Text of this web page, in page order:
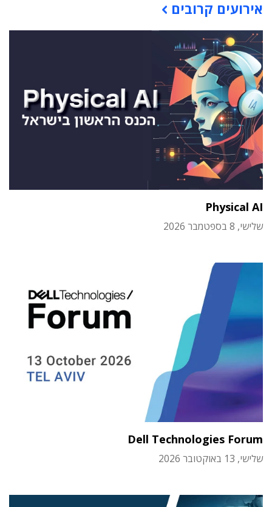
אירועים קרובים
Physical AI
שלישי, 8 בספטמבר 2026
Dell Technologies Forum
שלישי, 13 באוקטובר 2026